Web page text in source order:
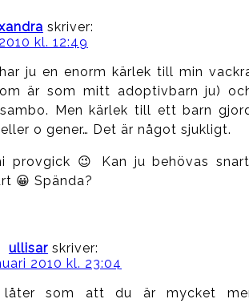
skriver:
kl. 12:49
ju en enorm kärlek till min
är som mitt adoptivbarn ju)
Men kärlek till ett barn
o gener… Det är något sjukligt.
provgick 😉 Kan ju behövas
😀 Spända?
ullisar skriver:
2010 kl. 23:04
som att du är mycket